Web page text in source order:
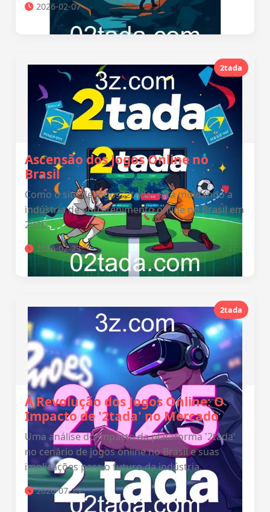
2026-02-07
2tada
Ascensão dos Jogos Online no
Brasil
Como o site de jogos '2tada' está moldando a
indústria de entretenimento online no Brasil em
2026.
2026-02-23
2tada
A Revolução dos Jogos Online: O
Impacto de '2tada' no Mercado
Uma análise do impacto da plataforma '2tada'
no cenário de jogos online no Brasil e suas
implicações para o futuro da indústria.
2026-07-15